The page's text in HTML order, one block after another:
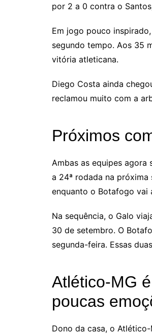
por 2 a 0 contra o
Em jogo pouco
segundo tempo. Aos 35
vitória atleticana.
Diego Costa ainda
reclamou muito com a
Próximos
Ambas as equipes agora
a 24ª rodada na próxima
enquanto o Botafogo vai
Na sequência, o Galo
30 de setembro. O
segunda-feira. Essas
Atlético-MG
poucas
Dono da casa, o